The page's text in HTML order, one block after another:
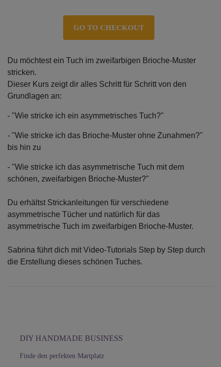
GO TO CHECKOUT
Du möchtest ein Tuch im zweifarbigen Brioche-Muster
stricken.
Dieser Kurs zeigt dir alles Schritt für Schritt von den
Grundlagen an:
- "Wie stricke ich ein asymmetrisches Tuch?"
- "Wie stricke ich das Brioche-Muster ohne Zunahmen?"
bis hin zu
- "Wie stricke ich das asymmetrische Tuch mit dem
schönen, zweifarbigen Brioche-Muster?"
Du erhältst Strickanleitungen für verschiedene
asymmetrische Tücher und natürlich für das
asymmetrische Tuch im zweifarbigen Brioche-Muster.
Sabrina führt dich mit Video-Tutorials Step by Step durch
die Erstellung dieses schönen Tuches.
DIY HANDMADE BUSINESS
Finde den perfekten Martplatz